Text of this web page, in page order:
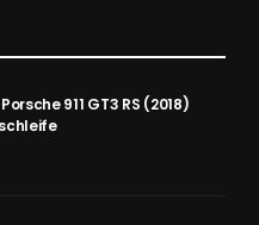
911 GT3 RS (2018)